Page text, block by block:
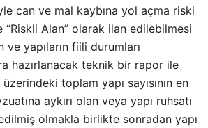
can ve mal kaybına yol açma riski
“Riskli Alan” olarak ilan edilebilmesi
yapıların fiili durumları
hazırlanacak teknik bir rapor ile
toplam yapı sayısının en
aykırı olan veya yapı ruhsatı
edilmiş olmakla birlikte sonradan yapı